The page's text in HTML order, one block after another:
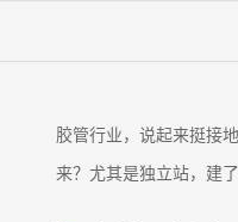
胶管行业，说起来挺接
来？尤其是独立站，建